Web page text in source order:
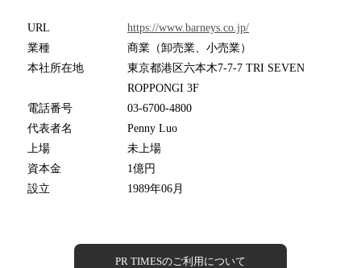
URL
https://www.barneys.co.jp/
業種
商業（卸売業、小売業）
本社所在地
東京都港区六本木7-7-7 TRI SEVEN
ROPPONGI 3F
電話番号
03-6700-4800
代表者名
Penny Luo
上場
未上場
資本金
1億円
設立
1989年06月
PR TIMESのご利用について